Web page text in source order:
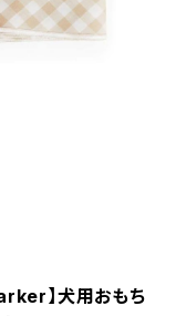
】犬用おもち